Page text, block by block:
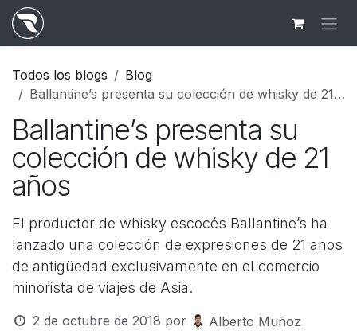
Ir al contenido
Todos los blogs
Blog
Ballantine’s presenta su colección de whisky de 21 años
Ballantine’s presenta su
colección de whisky de 21
años
El productor de whisky escocés Ballantine’s ha
lanzado una colección de expresiones de 21 años
de antigüedad exclusivamente en el comercio
minorista de viajes de Asia.
2 de octubre de 2018 por Alberto Muñoz